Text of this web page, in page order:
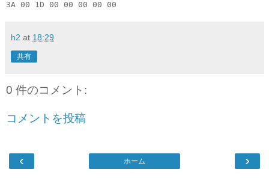
h2 at 18:29
共有
0 件のコメント:
コメントを投稿
‹ ›
ホーム